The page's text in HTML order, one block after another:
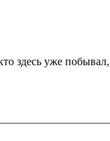
здесь уже